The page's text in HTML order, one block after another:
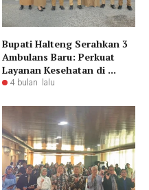
Bupati Halteng Serahkan 3
Ambulans Baru: Perkuat
Layanan Kesehatan di ...
4 bulan lalu